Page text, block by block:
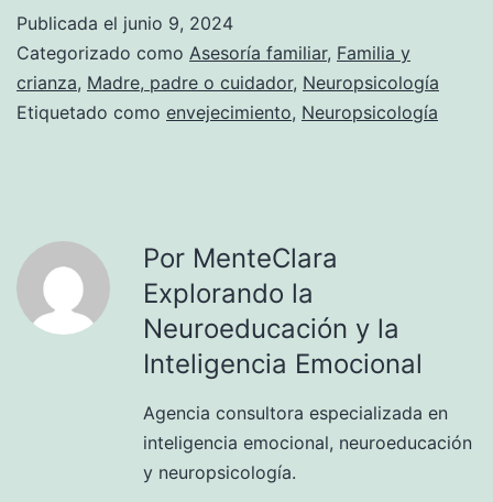
Publicada el junio 9, 2024
Categorizado como Asesoría familiar, Familia y
crianza, Madre, padre o cuidador, Neuropsicología
Etiquetado como envejecimiento, Neuropsicología
Por MenteClara
Explorando la
Neuroeducación y la
Inteligencia Emocional
Agencia consultora especializada en
inteligencia emocional, neuroeducación
y neuropsicología.